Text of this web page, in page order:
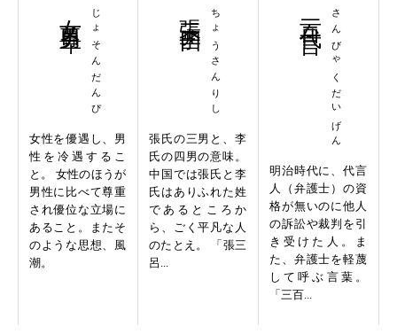
じょそんだんぴ
女性を優遇し、男
性を冷遇するこ
と。 女性のほうが
男性に比べて尊重
され優位な立場に
あること。またそ
のような思想、風
潮。
ちょうさんりし
張氏の三男と、李
氏の四男の意味。
中国では張氏と李
氏はありふれた姓
であるところか
ら、ごく平凡な人
のたとえ。 「張三
呂...
さんびゃくだいげん
明治時代に、代言
人（弁護士）の資
格が無いのに他人
の訴訟や裁判を引
き受けた人。ま
た、弁護士を軽蔑
して呼ぶ言葉。
「三百...